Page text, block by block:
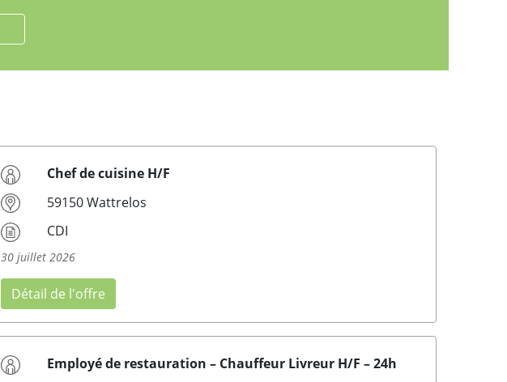
Chef de cuisine H/F
59150 Wattrelos
CDI
30 juillet 2026
Détail de l'offre
Employé de restauration – Chauffeur Livreur H/F – 24h